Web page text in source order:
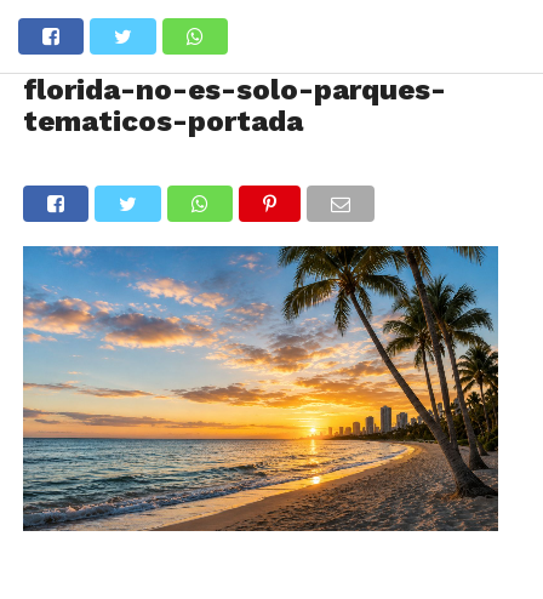
florida-no-es-solo-parques-
tematicos-portada